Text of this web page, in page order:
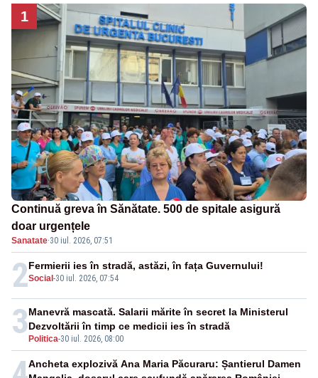
1
Continuă greva în Sănătate. 500 de spitale asigură
doar urgențele
Sanatate·30 iul. 2026, 07:51
2Social -30 iul. 2026, 07:54
Fermierii ies în stradă, astăzi, în fața Guvernului!
3 Politica-30 iul. 2026, 08:00
Manevră mascată. Salarii mărite în secret la Ministerul
Dezvoltării în timp ce medicii ies în stradă
Ancheta explozivă Ana Maria Păcuraru: Șantierul Damen